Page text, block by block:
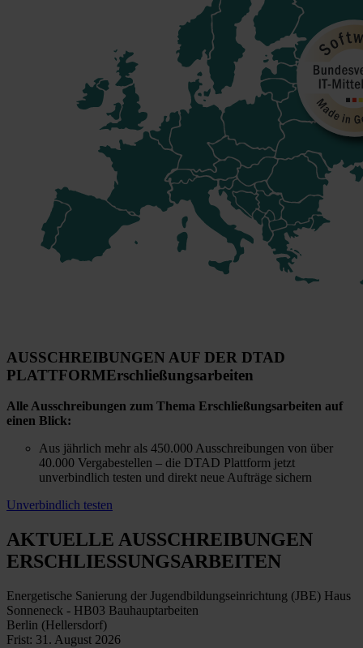
AUSSCHREIBUNGEN AUF DER DTAD
PLATTFORMErschließungsarbeiten
Alle Ausschreibungen zum Thema Erschließungsarbeiten auf
einen Blick:
Aus jährlich mehr als 450.000 Ausschreibungen von über
40.000 Vergabestellen – die DTAD Plattform jetzt
unverbindlich testen und direkt neue Aufträge sichern
Unverbindlich testen
AKTUELLE AUSSCHREIBUNGEN
ERSCHLIESSUNGSARBEITEN
Energetische Sanierung der Jugendbildungseinrichtung (JBE) Haus
Sonneneck - HB03 Bauhauptarbeiten
Berlin (Hellersdorf)
Frist: 31. August 2026